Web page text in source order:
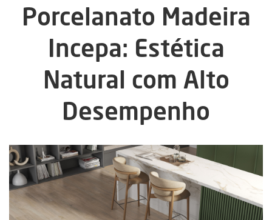
Porcelanato Madeira
Incepa: Estética
Natural com Alto
Desempenho